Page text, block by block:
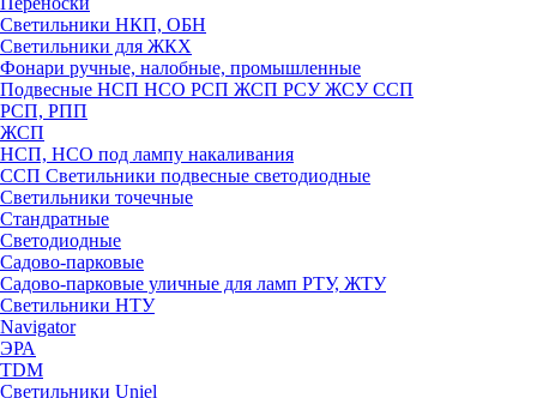
Светильники НКП, ОБН
Светильники для ЖКХ
Фонари ручные, налобные, промышленные
Подвесные НСП НСО РСП ЖСП РСУ ЖСУ ССП
РСП, РПП
ЖСП
НСП, НСО под лампу накаливания
ССП Светильники подвесные светодиодные
Светильники точечные
Стандратные
Светодиодные
Садово-парковые
Садово-парковые уличные для ламп РТУ, ЖТУ
Светильники НТУ
Navigator
ЭРА
TDM
Светильники Uniel